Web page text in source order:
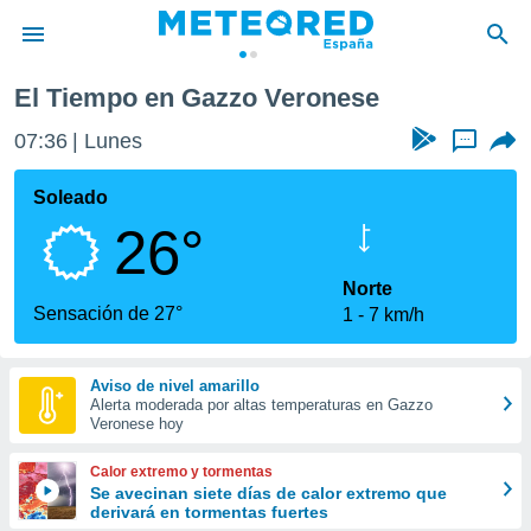
de
por
que se
calidad.
a este
las
y
forma
digital
basada
El Tiempo en Gazzo Veronese
07:36 Lunes ...
Soleado
26°
Sensación de 27°
Norte
1
7 km/h
Aviso de nivel amarillo
Alerta moderada por altas temperaturas en Gazzo
Veronese hoy
Calor extremo y tormentas
Se avecinan siete días de calor extremo que
derivará en tormentas fuertes